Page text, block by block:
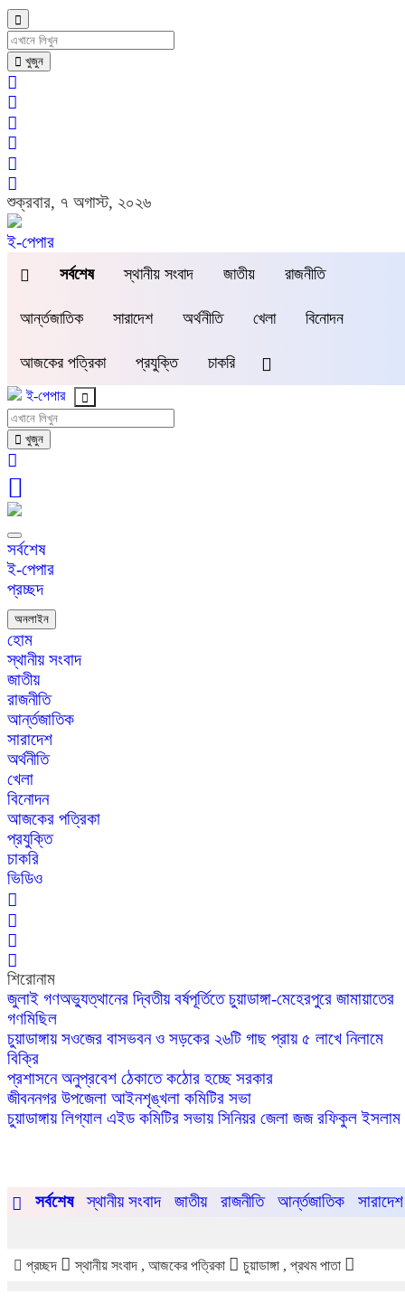
খুজুন
শুক্রবার, ৭ অগাস্ট, ২০২৬
ই-পেপার
সর্বশেষ স্থানীয় সংবাদ জাতীয় রাজনীতি
আর্ন্তজাতিক সারাদেশ অর্থনীতি খেলা বিনোদন
আজকের পত্রিকা প্রযুক্তি চাকরি
ই-পেপার
খুজুন
সর্বশেষ
ই-পেপার
প্রচ্ছদ
অনলাইন
হোম
স্থানীয় সংবাদ
জাতীয়
রাজনীতি
আর্ন্তজাতিক
সারাদেশ
অর্থনীতি
খেলা
বিনোদন
আজকের পত্রিকা
প্রযুক্তি
চাকরি
ভিডিও
শিরোনাম
জুলাই গণঅভ্যুত্থানের দ্বিতীয় বর্ষপূর্তিতে চুয়াডাঙ্গা-মেহেরপুরে জামায়াতের
গণমিছিল
চুয়াডাঙ্গায় সওজের বাসভবন ও সড়কের ২৬টি গাছ প্রায় ৫ লাখে নিলামে
বিক্রি
প্রশাসনে অনুপ্রবেশ ঠেকাতে কঠোর হচ্ছে সরকার
জীবননগর উপজেলা আইনশৃঙ্খলা কমিটির সভা
চুয়াডাঙ্গায় লিগ্যাল এইড কমিটির সভায় সিনিয়র জেলা জজ রফিকুল ইসলাম
সর্বশেষ স্থানীয় সংবাদ জাতীয় রাজনীতি আর্ন্তজাতিক সারাদেশ
প্রচ্ছদ স্থানীয় সংবাদ , আজকের পত্রিকা চুয়াডাঙ্গা , প্রথম পাতা